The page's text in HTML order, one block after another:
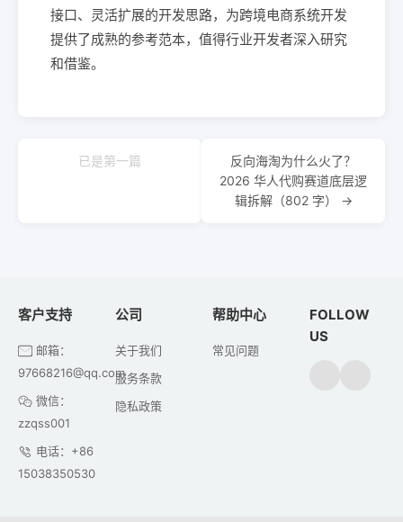
接口、灵活扩展的开发思路，为跨境电商系统开发
提供了成熟的参考范本，值得行业开发者深入研究
和借鉴。
已是第一篇
反向海淘为什么火了？
2026 华人代购赛道底层逻
辑拆解（802 字） →
客户支持
邮箱：
97668216@qq.com
微信：
zzqss001
电话：+86
15038350530
公司
关于我们
服务条款
隐私政策
帮助中心
常见问题
FOLLOW
US